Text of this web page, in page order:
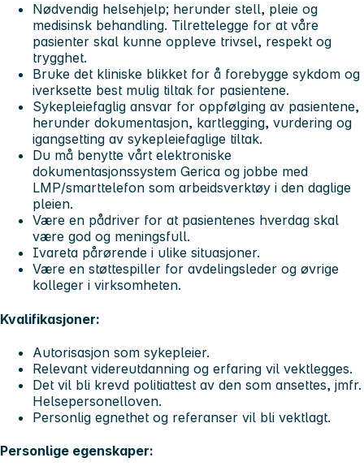
Nødvendig helsehjelp; herunder stell, pleie og
medisinsk behandling. Tilrettelegge for at våre
pasienter skal kunne oppleve trivsel, respekt og
trygghet.
Bruke det kliniske blikket for å forebygge sykdom og
iverksette best mulig tiltak for pasientene.
Sykepleiefaglig ansvar for oppfølging av pasientene,
herunder dokumentasjon, kartlegging, vurdering og
igangsetting av sykepleiefaglige tiltak.
Du må benytte vårt elektroniske
dokumentasjonssystem Gerica og jobbe med
LMP/smarttelefon som arbeidsverktøy i den daglige
pleien.
Være en pådriver for at pasientenes hverdag skal
være god og meningsfull.
Ivareta pårørende i ulike situasjoner.
Være en støttespiller for avdelingsleder og øvrige
kolleger i virksomheten.
Kvalifikasjoner:
Autorisasjon som sykepleier.
Relevant videreutdanning og erfaring vil vektlegges.
Det vil bli krevd politiattest av den som ansettes, jmfr.
Helsepersonelloven.
Personlig egnethet og referanser vil bli vektlagt.
Personlige egenskaper: